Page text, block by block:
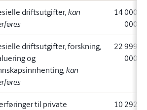
driftsutgifter, kan
14 000
000
driftsutgifter, forskning,
og
, kan
22 999
000
til private
10 292